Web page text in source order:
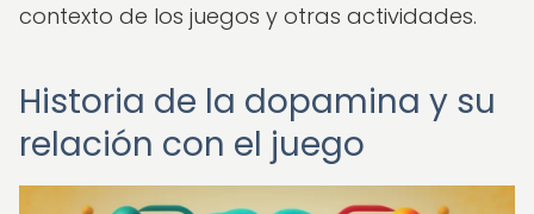
contexto de los juegos y otras actividades.
Historia de la dopamina y su
relación con el juego